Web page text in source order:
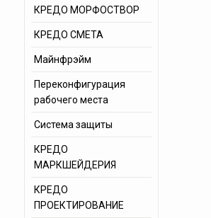
КРЕДО МОРФОСТВОР
КРЕДО СМЕТА
Майнфрэйм
Переконфигурация
рабочего места
Система защиты
КРЕДО
МАРКШЕЙДЕРИЯ
КРЕДО
ПРОЕКТИРОВАНИЕ